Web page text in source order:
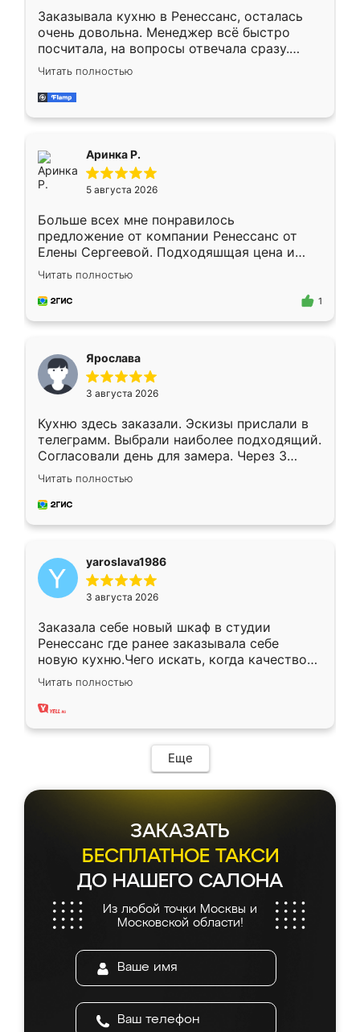
Заказывала кухню в Ренессанс, осталась
очень довольна. Менеджер всё быстро
посчитала, на вопросы отвечала сразу.
Замерщик приехал в субботу, подошёл к
делу со всей ответственностью. Собрали
за день, ребята работали аккуратно, даже
Читать полностью
Аринка Р.
5 августа 2026
Больше всех мне понравилось
предложение от компании Ренессанс от
Елены Сергеевой. Подходяшщая цена и
короткие сроки изготовления. Приехавший
для замера сотрудник Владислав
предложил по моему эскизу самый
Читать полностью
1
Ярослава
3 августа 2026
Кухню здесь заказали. Эскизы прислали в
телеграмм. Выбрали наиболее подходящий.
Согласовали день для замера. Через 3
недели кухня была уже готова. Остались
довольны работой. Спасибо Ренессанс
мебель за качественную работу!
Читать полностью
yaroslava1986
3 августа 2026
Заказала себе новый шкаф в студии
Ренессанс где ранее заказывала себе
новую кухню.Чего искать, когда качеством
вполне довольна. Служит кухня уже почти
два года, нареканий нет.
Читать полностью
Еще
ЗАКАЗАТЬ
БЕСПЛАТНОЕ ТАКСИ
ДО НАШЕГО САЛОНА
Из любой точки Москвы и
Московской области!